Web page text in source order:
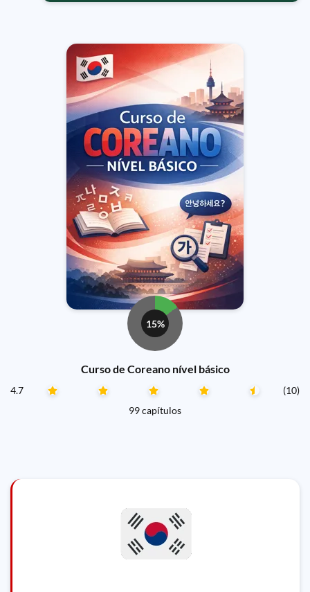
15%
Curso de Coreano nível básico
4.7
(10)
99 capítulos